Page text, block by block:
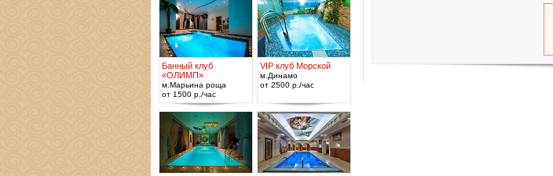
Банный клуб
«ОЛИМП»
м.Марьина роща
от 1500 р./час
VIP клуб Морской
м.Динамо
от 2500 р./час